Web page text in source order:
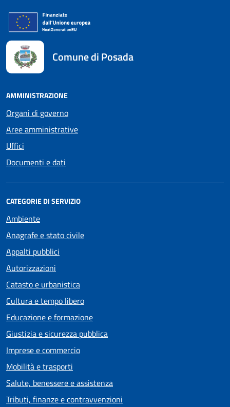
Comune di Posada
AMMINISTRAZIONE
Organi di governo
Aree amministrative
Uffici
Documenti e dati
CATEGORIE DI SERVIZIO
Ambiente
Anagrafe e stato civile
Appalti pubblici
Autorizzazioni
Catasto e urbanistica
Cultura e tempo libero
Educazione e formazione
Giustizia e sicurezza pubblica
Imprese e commercio
Mobilità e trasporti
Salute, benessere e assistenza
Tributi, finanze e contravvenzioni